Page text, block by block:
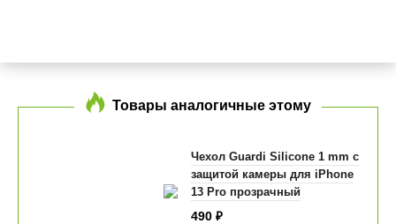
Товары аналогичные этому
Чехол Guardi Silicone 1 mm с
защитой камеры для iPhone
13 Pro прозрачный
490 ₽